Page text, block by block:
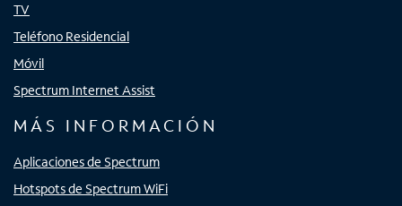
TV
Teléfono Residencial
Móvil
Spectrum Internet Assist
MÁS INFORMACIÓN
Aplicaciones de Spectrum
Hotspots de Spectrum WiFi